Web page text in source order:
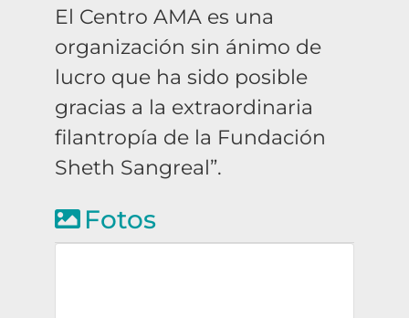
El Centro AMA es una
organización sin ánimo de
lucro que ha sido posible
gracias a la extraordinaria
filantropía de la Fundación
Sheth Sangreal”.
Fotos